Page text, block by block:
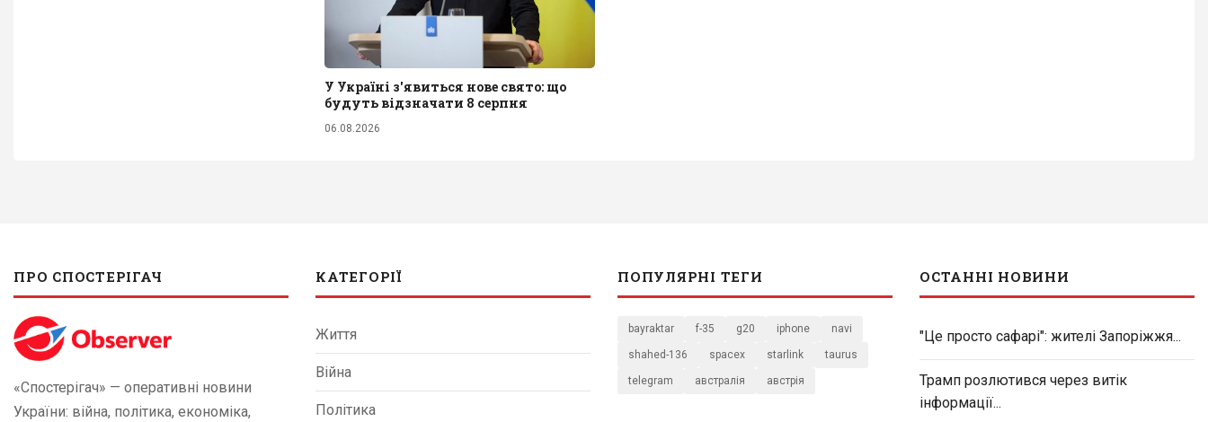
У Україні з'явиться нове свято: що
будуть відзначати 8 серпня
06.08.2026
ПРО СПОСТЕРІГАЧ
«Спостерігач» — оперативні новини
України: війна, політика, економіка,
КАТЕГОРІЇ
Життя
Війна
Політика
ПОПУЛЯРНІ ТЕГИ
bayraktar f-35 g20 iphone navi
shahed-136 spacex starlink taurus
telegram австралія австрія
ОСТАННІ НОВИНИ
"Це просто сафарі": жителі Запоріжжя...
Трамп розлютився через витік
інформації...